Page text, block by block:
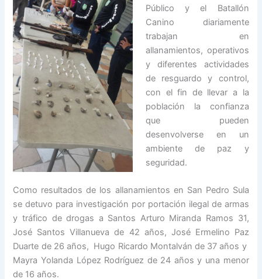
Público y el Batallón
Canino diariamente
trabajan en
allanamientos, operativos
y diferentes actividades
de resguardo y control,
con el fin de llevar a la
población la confianza
que pueden
desenvolverse en un
ambiente de paz y
seguridad.
Como resultados de los allanamientos en San Pedro Sula
se detuvo para investigación por portación ilegal de armas
y tráfico de drogas a Santos Arturo Miranda Ramos 31,
José Santos Villanueva de 42 años, José Ermelino Paz
Duarte de 26 años, Hugo Ricardo Montalván de 37 años y
Mayra Yolanda López Rodríguez de 24 años y una menor
de 16 años.